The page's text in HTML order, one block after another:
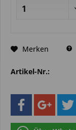
Merken
Artikel-Nr.: